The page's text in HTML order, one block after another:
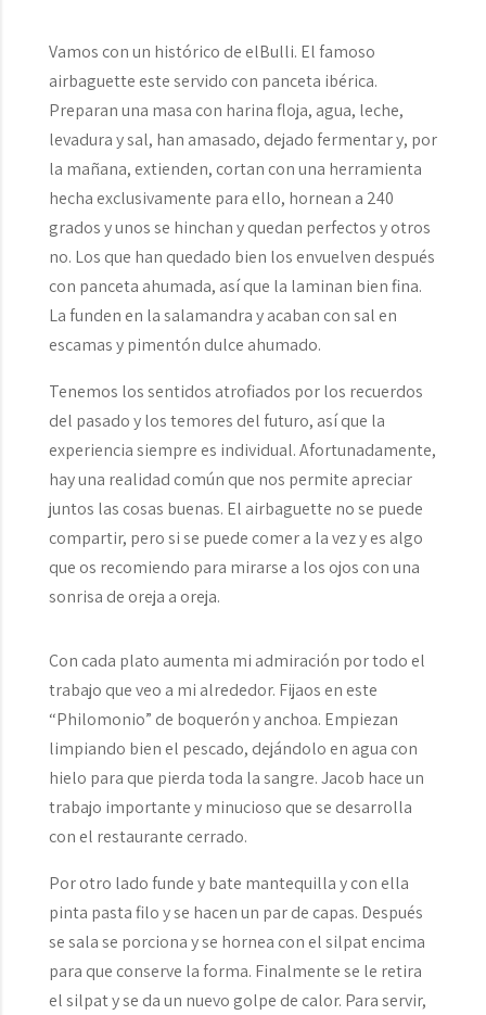
Vamos con un histórico de elBulli. El famoso
airbaguette este servido con panceta ibérica.
Preparan una masa con harina floja, agua, leche,
levadura y sal, han amasado, dejado fermentar y, por
la mañana, extienden, cortan con una herramienta
hecha exclusivamente para ello, hornean a 240
grados y unos se hinchan y quedan perfectos y otros
no. Los que han quedado bien los envuelven después
con panceta ahumada, así que la laminan bien fina.
La funden en la salamandra y acaban con sal en
escamas y pimentón dulce ahumado.
Tenemos los sentidos atrofiados por los recuerdos
del pasado y los temores del futuro, así que la
experiencia siempre es individual. Afortunadamente,
hay una realidad común que nos permite apreciar
juntos las cosas buenas. El airbaguette no se puede
compartir, pero si se puede comer a la vez y es algo
que os recomiendo para mirarse a los ojos con una
sonrisa de oreja a oreja.
Con cada plato aumenta mi admiración por todo el
trabajo que veo a mi alrededor. Fijaos en este
“Philomonio” de boquerón y anchoa. Empiezan
limpiando bien el pescado, dejándolo en agua con
hielo para que pierda toda la sangre. Jacob hace un
trabajo importante y minucioso que se desarrolla
con el restaurante cerrado.
Por otro lado funde y bate mantequilla y con ella
pinta pasta filo y se hacen un par de capas. Después
se sala se porciona y se hornea con el silpat encima
para que conserve la forma. Finalmente se le retira
el silpat y se da un nuevo golpe de calor. Para servir,